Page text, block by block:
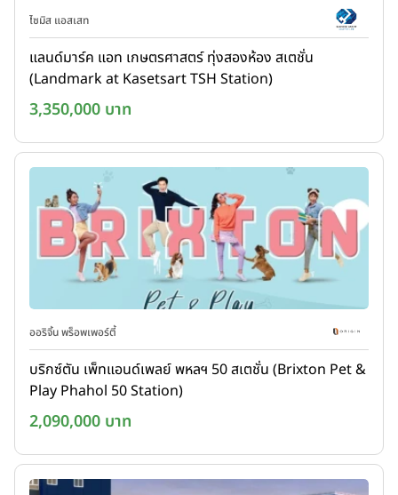
ไซมิส แอสเสท
แลนด์มาร์ค แอท เกษตรศาสตร์ ทุ่งสองห้อง สเตชั่น
(Landmark at Kasetsart TSH Station)
3,350,000 บาท
ออริจิ้น พร็อพเพอร์ตี้
บริกซ์ตัน เพ็ทแอนด์เพลย์ พหลฯ 50 สเตชั่น (Brixton Pet &
Play Phahol 50 Station)
2,090,000 บาท